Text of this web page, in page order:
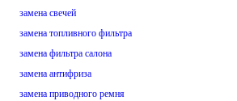
замена свечей
замена топливного фильтра
замена фильтра салона
замена антифриза
замена приводного ремня